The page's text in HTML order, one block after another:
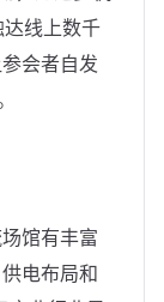
线上数千
会者自发
馆有丰富
电布局和